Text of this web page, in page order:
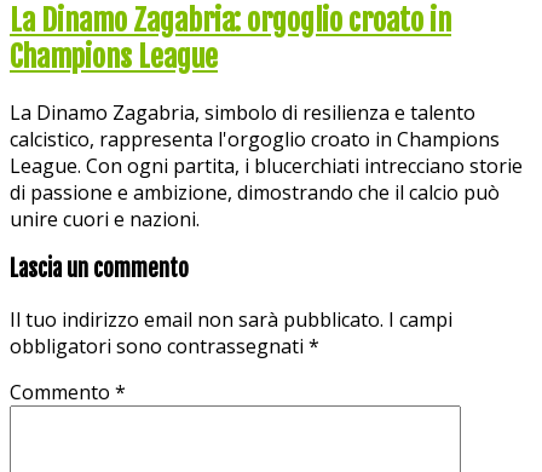
La Dinamo Zagabria: orgoglio croato in
Champions League
La Dinamo Zagabria, simbolo di resilienza e talento
calcistico, rappresenta l'orgoglio croato in Champions
League. Con ogni partita, i blucerchiati intrecciano storie
di passione e ambizione, dimostrando che il calcio può
unire cuori e nazioni.
Lascia un commento
Il tuo indirizzo email non sarà pubblicato. I campi
obbligatori sono contrassegnati *
Commento *